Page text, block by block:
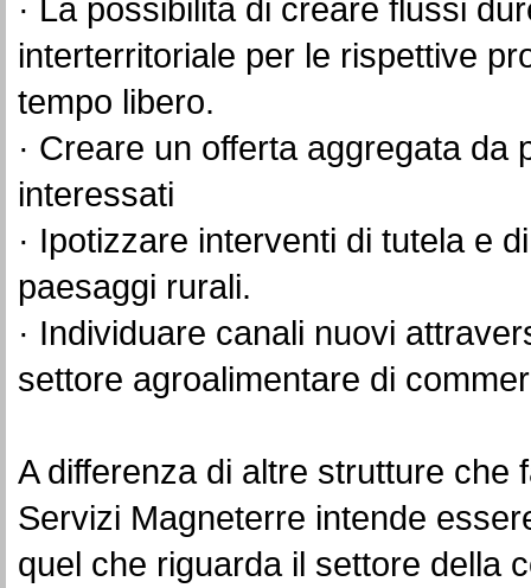
· La possibilità di creare flussi
interterritoriale per le rispettive
tempo libero.
· Creare un offerta aggregata
interessati
· Ipotizzare interventi di tutela e
paesaggi rurali.
· Individuare canali nuovi
settore agroalimentare di
A differenza di altre strutture che
Servizi Magneterre intende
quel che riguarda il settore della